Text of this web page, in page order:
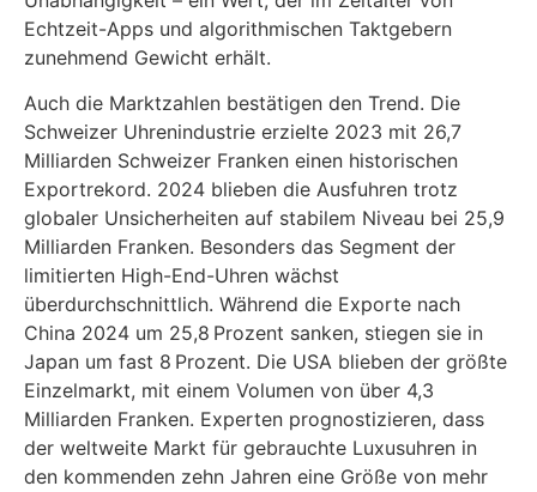
Echtzeit-Apps und algorithmischen Taktgebern
zunehmend Gewicht erhält.
Auch die Marktzahlen bestätigen den Trend. Die
Schweizer Uhrenindustrie erzielte 2023 mit 26,7
Milliarden Schweizer Franken einen historischen
Exportrekord. 2024 blieben die Ausfuhren trotz
globaler Unsicherheiten auf stabilem Niveau bei 25,9
Milliarden Franken. Besonders das Segment der
limitierten High-End-Uhren wächst
überdurchschnittlich. Während die Exporte nach
China 2024 um 25,8 Prozent sanken, stiegen sie in
Japan um fast 8 Prozent. Die USA blieben der größte
Einzelmarkt, mit einem Volumen von über 4,3
Milliarden Franken. Experten prognostizieren, dass
der weltweite Markt für gebrauchte Luxusuhren in
den kommenden zehn Jahren eine Größe von mehr